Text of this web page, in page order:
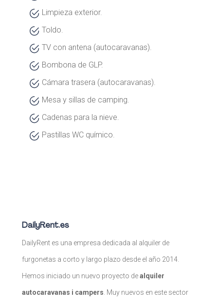
Limpieza exterior.
Toldo.
TV con antena (autocaravanas).
Bombona de GLP.
Cámara trasera (autocaravanas).
Mesa y sillas de camping.
Cadenas para la nieve.
Pastillas WC químico.
DailyRent.es
DailyRent es una empresa dedicada al alquiler de
furgonetas a corto y largo plazo desde el año 2014.
Hemos iniciado un nuevo proyecto dealquiler
autocaravanas i campers . Muy nuevos en este sector